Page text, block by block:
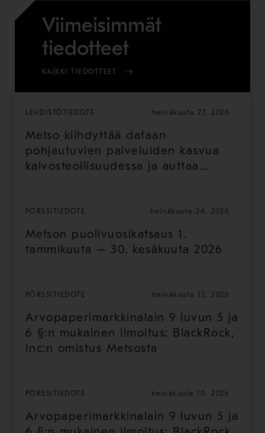
Viimeisimmät
tiedotteet
KAIKKI TIEDOTTEET
LEHDISTÖTIEDOTE heinäkuuta 27, 2026
Metso kiihdyttää dataan
pohjautuvien palveluiden kasvua
kaivosteollisuudessa ja auttaa
PÖRSSITIEDOTE heinäkuuta 24, 2026
Metson puolivuosikatsaus 1.
tammikuuta – 30. kesäkuuta 2026
PÖRSSITIEDOTE heinäkuuta 13, 2026
Arvopaperimarkkinalain 9 luvun 5 ja
6 §:n mukainen ilmoitus: BlackRock,
Inc:n omistus Metsosta
PÖRSSITIEDOTE heinäkuuta 10, 2026
Arvopaperimarkkinalain 9 luvun 5 ja